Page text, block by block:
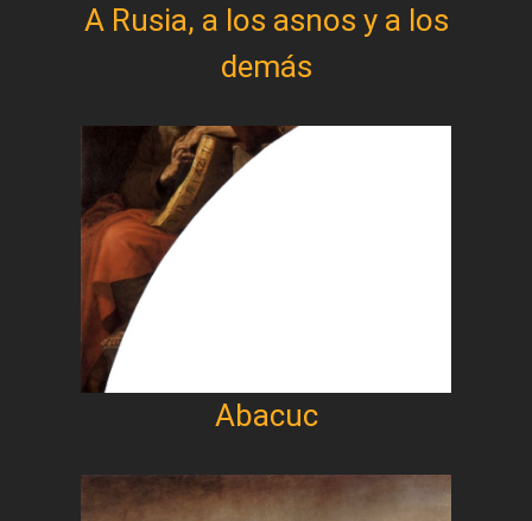
A Rusia, a los asnos y a los
demás
Abacuc